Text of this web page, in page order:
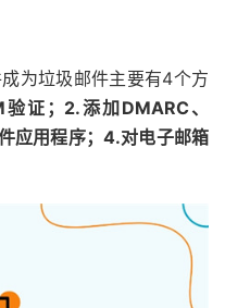
为垃圾邮件主要有4个方
证；2.添加DMARC、
应用程序；4.对电子邮箱